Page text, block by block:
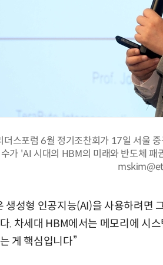
더스포럼 6월 정기조찬회가 17일 서울
수가 'AI 시대의 HBM의 미래와 반도체
생성형 인공지능(AI)을 사용하려면
. 차세대 HBM에서는 메모리에 시
게 핵심입니다”